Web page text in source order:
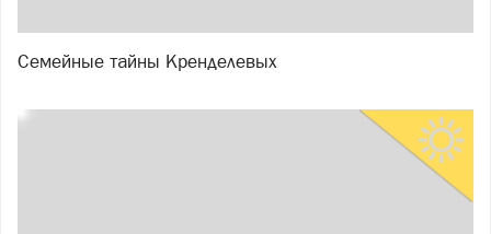
Семейные тайны Кренделевых